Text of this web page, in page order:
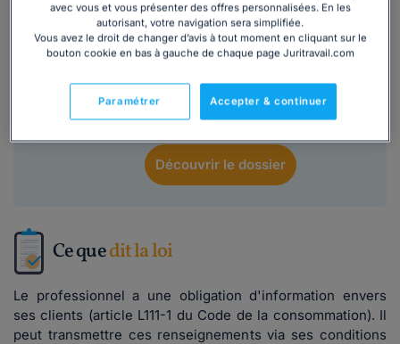
Informations commerciales : nos modèles
de lettres pour clients et prestataires
4,5/5
Lire les avis
Découvrirle dossier
Ce quedit la loi
Le professionnel a une obligation d'information envers
ses clients (article L111-1 du Code de la consommation). Il
peut transmettre ces renseignements via ses conditions
avec vous et vous présenter des offres personnalisées. En les
autorisant, votre navigation sera simplifiée.
Vous avez le droit de changer d’avis à tout moment en cliquant sur le
bouton cookie en bas à gauche de chaque page Juritravail.com
Accepter & continuer
Paramétrer